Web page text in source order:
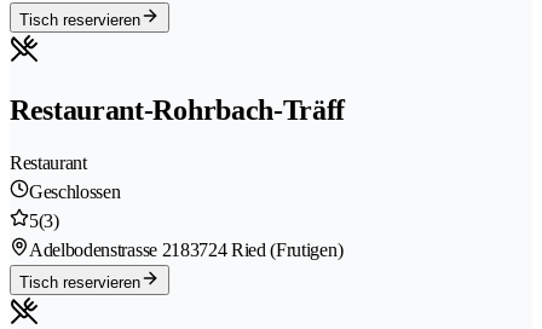
Tisch reservieren
Restaurant-Rohrbach-Träff
Restaurant
Geschlossen
5(3)
Adelbodenstrasse 2183724 Ried (Frutigen)
Tisch reservieren